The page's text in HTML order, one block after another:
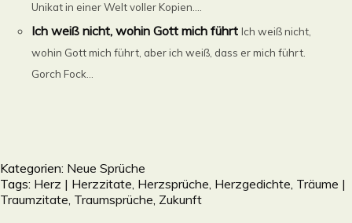
Unikat in einer Welt voller Kopien....
Ich weiß nicht, wohin Gott mich führt Ich weiß nicht,
wohin Gott mich führt, aber ich weiß, dass er mich führt.
Gorch Fock...
Kategorien: Neue Sprüche
Tags: Herz | Herzzitate, Herzsprüche, Herzgedichte Träume |
Traumzitate, Traumsprüche Zukunft